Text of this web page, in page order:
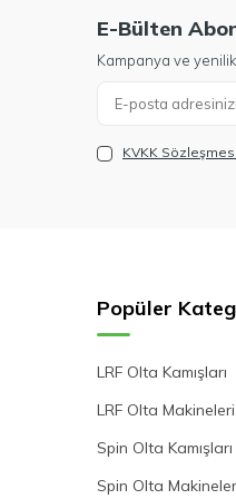
E-Bülten
Kampanya ve
KVKK
Popüler
LRF Olta Kamışları
LRF Olta Makineleri
Spin Olta Kamışları
Spin Olta